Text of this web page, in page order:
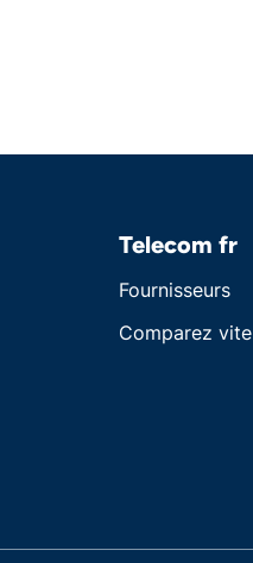
Telecom fr
Fournisseurs
Comparez vite